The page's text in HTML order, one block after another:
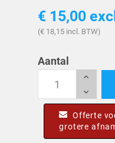
€ 15,00
(€ 18,15 incl. BTW)
Aantal
Offerte
grotere